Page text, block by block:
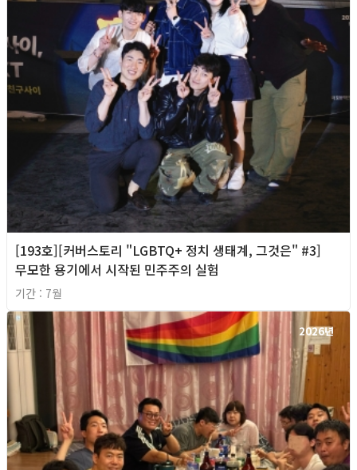
[193호][커버스토리 "LGBTQ+ 정치 생태계, 그것은" #3]
무모한 용기에서 시작된 민주주의 실험
기간 : 7월
2026년